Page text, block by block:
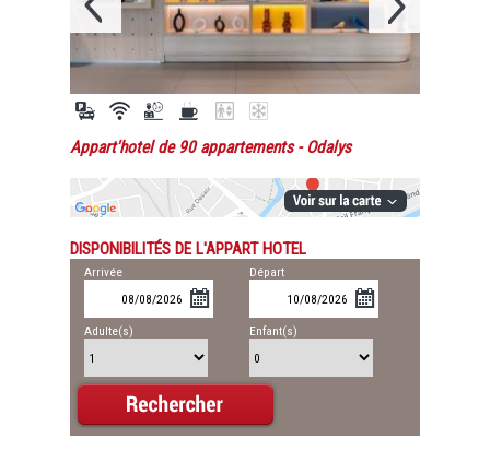
Appart'hotel de 90 appartements- Odalys
DISPONIBILITÉS DE L'APPART HOTEL
Arrivée Départ
Adulte(s) Enfant(s)